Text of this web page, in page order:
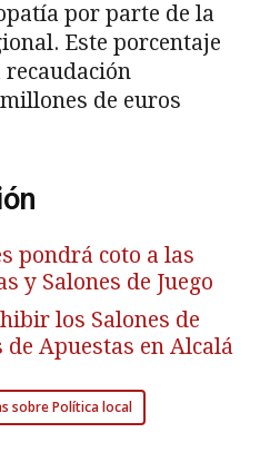
por parte de la
Este porcentaje
de euros
pondrá coto a las
y Salones de Juego
los Salones de
de Apuestas en Alcalá
sobre Política local